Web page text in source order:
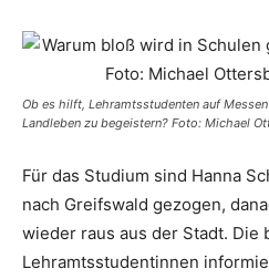
Ob es hilft, Lehramtsstudenten auf
Landleben zu begeistern? Foto: Michael
Für das Studium sind Hanna
nach Greifswald gezogen,
wieder raus aus der Stadt. Die
Lehramtsstudentinnen